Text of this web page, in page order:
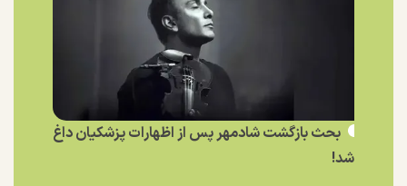
بحث بازگشت شادمهر پس از اظهارات پزشکیان داغ
شد!